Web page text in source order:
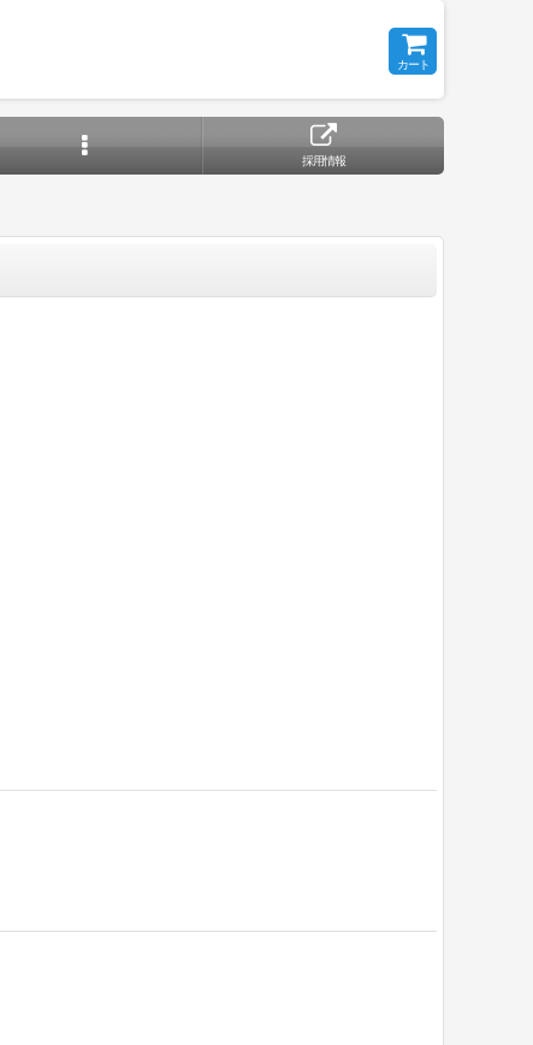
カート
採用情報